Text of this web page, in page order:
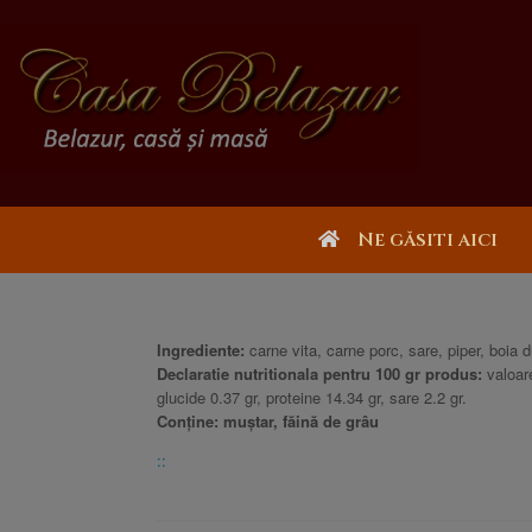
Ne găsiti aici
Ingrediente: carne vita, carne porc, sare, piper, boia
Declaratie nutritionala pentru 100 gr produs:
glucide 0.37 gr, proteine 14.34 gr, sare 2.2 gr.
Conține: muștar, făină de grâu
::